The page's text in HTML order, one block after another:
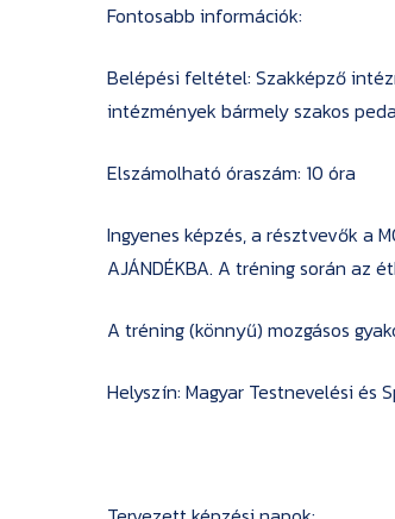
Fontosabb információk:
Belépési feltétel: Szakképző
intézmények bármely szakos
Elszámolható óraszám: 10 óra
Ingyenes képzés, a résztvevők a
AJÁNDÉKBA. A tréning során az
A tréning (könnyű) mozgásos
Helyszín: Magyar Testnevelési és